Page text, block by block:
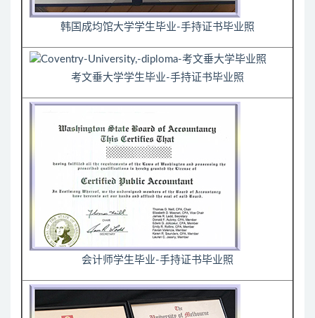
韩国成均馆大学学生毕业-手持证书毕业照
考文垂大学学生毕业-手持证书毕业照
会计师学生毕业-手持证书毕业照